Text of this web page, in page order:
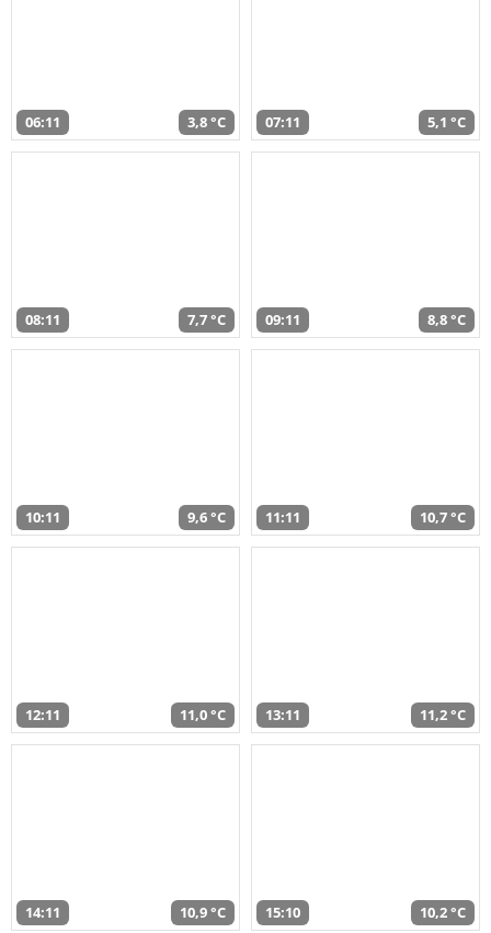
06:11 3,8 °C 07:11 5,1 °C
08:11 7,7 °C 09:11 8,8 °C
10:11 9,6 °C 11:11 10,7 °C
12:11 11,0 °C 13:11 11,2 °C
14:11 10,9 °C 15:10 10,2 °C